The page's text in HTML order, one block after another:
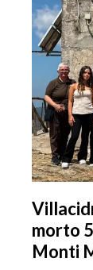
morto
Monti